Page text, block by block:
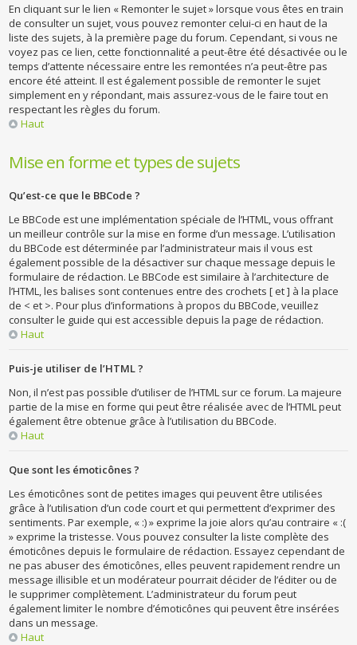
En cliquant sur le lien « Remonter le sujet » lorsque vous êtes en train
de consulter un sujet, vous pouvez remonter celui-ci en haut de la
liste des sujets, à la première page du forum. Cependant, si vous ne
voyez pas ce lien, cette fonctionnalité a peut-être été désactivée ou le
temps d’attente nécessaire entre les remontées n’a peut-être pas
encore été atteint. Il est également possible de remonter le sujet
simplement en y répondant, mais assurez-vous de le faire tout en
respectant les règles du forum.
Haut
Mise en forme et types de sujets
Qu’est-ce que le BBCode ?
Le BBCode est une implémentation spéciale de l’HTML, vous offrant
un meilleur contrôle sur la mise en forme d’un message. L’utilisation
du BBCode est déterminée par l’administrateur mais il vous est
également possible de la désactiver sur chaque message depuis le
formulaire de rédaction. Le BBCode est similaire à l’architecture de
l’HTML, les balises sont contenues entre des crochets [ et ] à la place
de < et >. Pour plus d’informations à propos du BBCode, veuillez
consulter le guide qui est accessible depuis la page de rédaction.
Haut
Puis-je utiliser de l’HTML ?
Non, il n’est pas possible d’utiliser de l’HTML sur ce forum. La majeure
partie de la mise en forme qui peut être réalisée avec de l’HTML peut
également être obtenue grâce à l’utilisation du BBCode.
Haut
Que sont les émoticônes ?
Les émoticônes sont de petites images qui peuvent être utilisées
grâce à l’utilisation d’un code court et qui permettent d’exprimer des
sentiments. Par exemple, « :) » exprime la joie alors qu’au contraire « :(
» exprime la tristesse. Vous pouvez consulter la liste complète des
émoticônes depuis le formulaire de rédaction. Essayez cependant de
ne pas abuser des émoticônes, elles peuvent rapidement rendre un
message illisible et un modérateur pourrait décider de l’éditer ou de
le supprimer complètement. L’administrateur du forum peut
également limiter le nombre d’émoticônes qui peuvent être insérées
dans un message.
Haut